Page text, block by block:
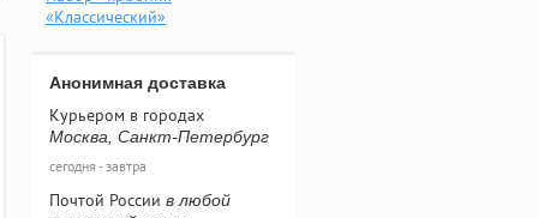
«Классический»
Анонимная доставка
Курьером в городах
Москва, Санкт-Петербург
сегодня - завтра
Почтой России в любой